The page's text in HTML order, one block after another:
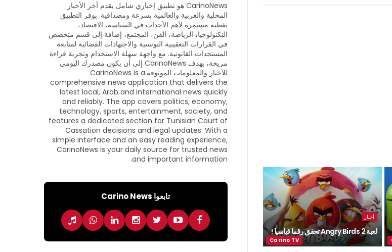
أخبار
لعبة Angry Birds 2 تحقق رقما قياسيا !
CarinoNews هو تطبيق إخباري شامل يقدم آخر الأخبار
المحلية والعربية والعالمية بسرعة ومصداقية. يوفر التطبيق
تغطية مستمرة لأهم الأحداث في السياسة، الاقتصاد،
التكنولوجيا، الرياضة، الفن، المجتمع، إضافة إلى قسم متخصص
في القرارات التعقيبية التونسية والاجتهادات القضائية لمتابعة
المستجدات القانونية. مع واجهة سهلة الاستخدام وتجربة قراءة
مريحة، يهدف CarinoNews إلى أن يكون مصدرك اليومي
للأخبار والمعلومات الموثوقة.CarinoNews is a
comprehensive news application that delivers the
latest local, Arab and international news quickly
and reliably. The app covers politics, economy,
technology, sports, entertainment, society, and
features a dedicated section for Tunisian Court of
Cassation decisions and legal updates. With a
simple interface and an easy reading experience,
CarinoNews is your daily source for trusted news
and important information.
تابعوا Carino News